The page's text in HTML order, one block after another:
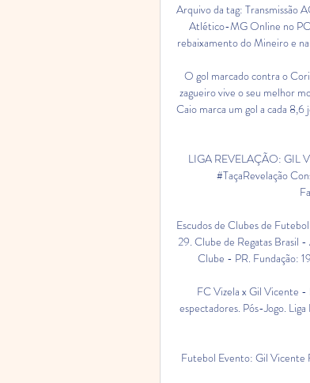
Arquivo da tag:
Atlético-MG Online no
rebaixamento do Mineiro e
O gol marcado contra o
zagueiro vive o seu melhor
Caio marca um gol a cada 8,6
LIGA REVELAÇÃO: GIL
#TaçaRevelação
Escudos de Clubes de
29. Clube de Regatas Brasil
Clube - PR. Fundação:
FC Vizela x Gil Vicente -
espectadores. Pós-Jogo.
Futebol Evento: Gil